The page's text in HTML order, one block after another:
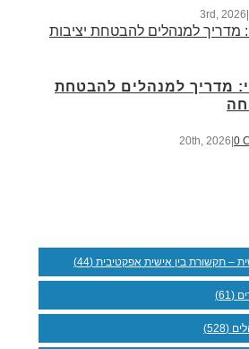
מדריך למנהלים להבטחת
|0
– תקשורת בין אישית אפקטיבית (44)
(61)
(528)